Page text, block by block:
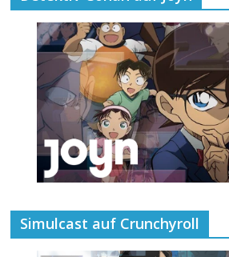
Simulcast auf Crunchyroll